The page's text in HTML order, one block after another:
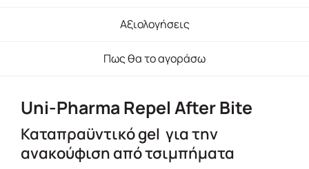
Αξιολογήσεις
Πως θα το αγοράσω
Uni-Pharma Repel After Bite
Καταπραϋντικό gel για την
ανακούφιση από τσιμπήματα